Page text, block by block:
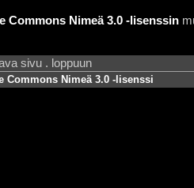
Commons Nimeä 3.0 -lisenssin
sivu . loppuun
Commons Nimeä 3.0 -lisenssi